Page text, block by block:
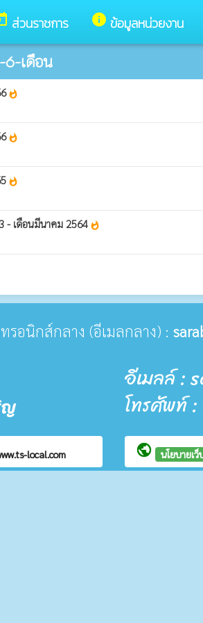
ส่วนราชการ info ข้อมูลหน่วยงาน
6-เดือน
whatshot
whatshot
whatshot
- เดือนมีนาคม 2564 whatshot
รอนิกส์กลาง (อีเมลกลาง) :
ญ
อีเมลล์ :
โทรศัพท์
local.com public นโยบายเว็